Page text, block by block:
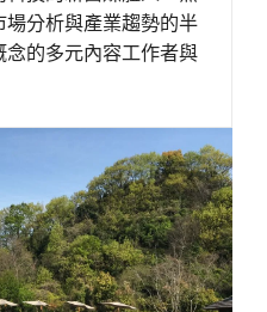
分析與產業趨勢的半
的多元內容工作者與